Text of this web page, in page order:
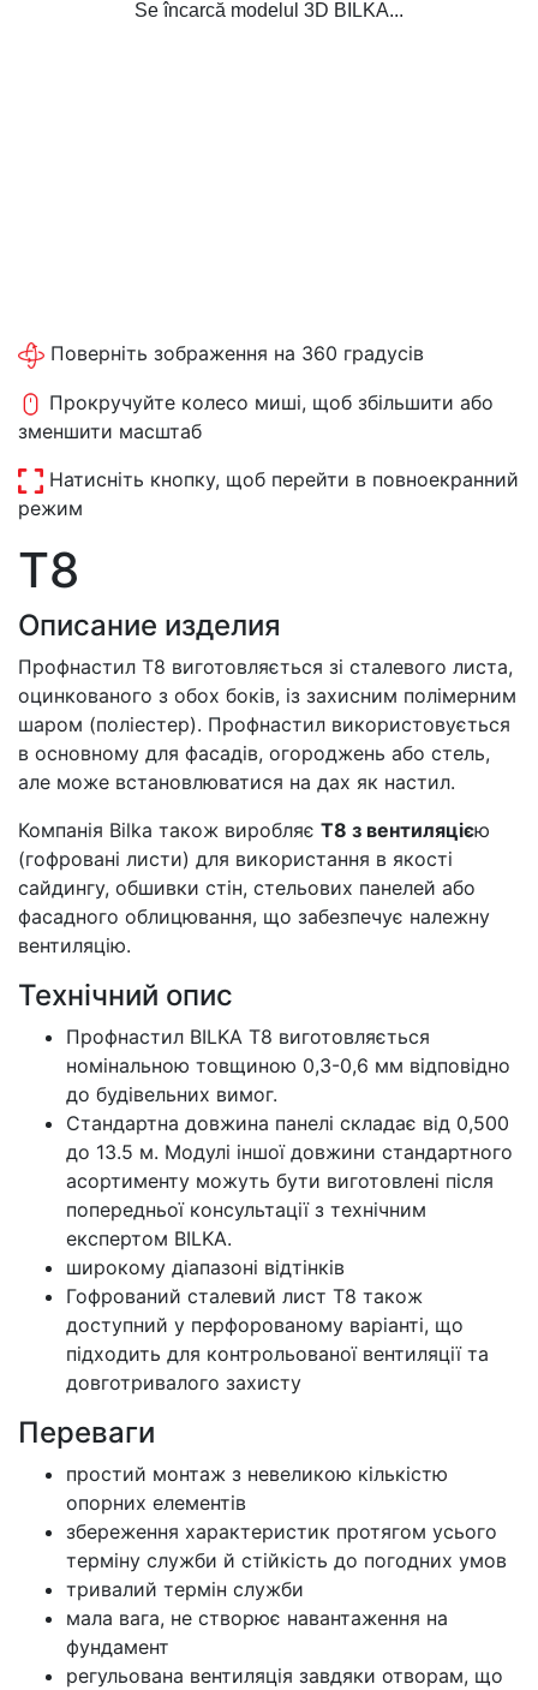
Se încarcă modelul 3D BILKA...
Поверніть зображення на 360 градусів
Прокручуйте колесо миші, щоб збільшити або
зменшити масштаб
Натисніть кнопку, щоб перейти в повноекранний
режим
T8
Описание изделия
Профнастил T8 виготовляється зі сталевого листа,
оцинкованого з обох боків, із захисним полімерним
шаром (поліестер). Профнастил використовується
в основному для фасадів, огороджень або стель,
але може встановлюватися на дах як настил.
Компанія Bilka також виробляє T8 з вентиляцією
(гофровані листи) для використання в якості
сайдингу, обшивки стін, стельових панелей або
фасадного облицювання, що забезпечує належну
вентиляцію.
Технічний опис
Профнастил BILKA T8 виготовляється
номінальною товщиною 0,3-0,6 мм відповідно
до будівельних вимог.
Стандартна довжина панелі складає від 0,500
до 13.5 м. Модулі іншої довжини стандартного
асортименту можуть бути виготовлені після
попередньої консультації з технічним
експертом BILKA.
широкому діапазоні відтінків
Гофрований сталевий лист T8 також
доступний у перфорованому варіанті, що
підходить для контрольованої вентиляції та
довготривалого захисту
Переваги
простий монтаж з невеликою кількістю
опорних елементів
збереження характеристик протягом усього
терміну служби й стійкість до погодних умов
тривалий термін служби
мала вага, не створює навантаження на
фундамент
регульована вентиляція завдяки отворам, що